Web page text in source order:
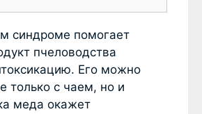
синдроме помогает
пчеловодства
Его можно
только с чаем, но и
меда окажет